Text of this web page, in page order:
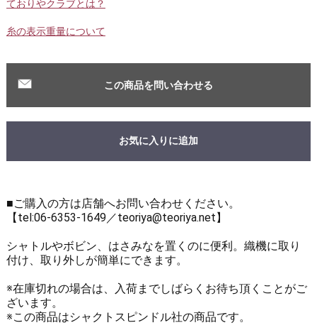
ておりやクラブとは？
糸の表示重量について
この商品を問い合わせる
お気に入りに追加
■ご購入の方は店舗へお問い合わせください。
【tel:06-6353-1649／teoriya@teoriya.net】
シャトルやボビン、はさみなを置くのに便利。織機に取り
付け、取り外しが簡単にできます。
※在庫切れの場合は、入荷までしばらくお待ち頂くことがご
ざいます。
※この商品はシャクトスピンドル社の商品です。